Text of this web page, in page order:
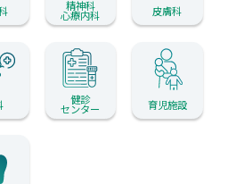
精神科
心療内科 皮膚科
健診
センター 育児施設